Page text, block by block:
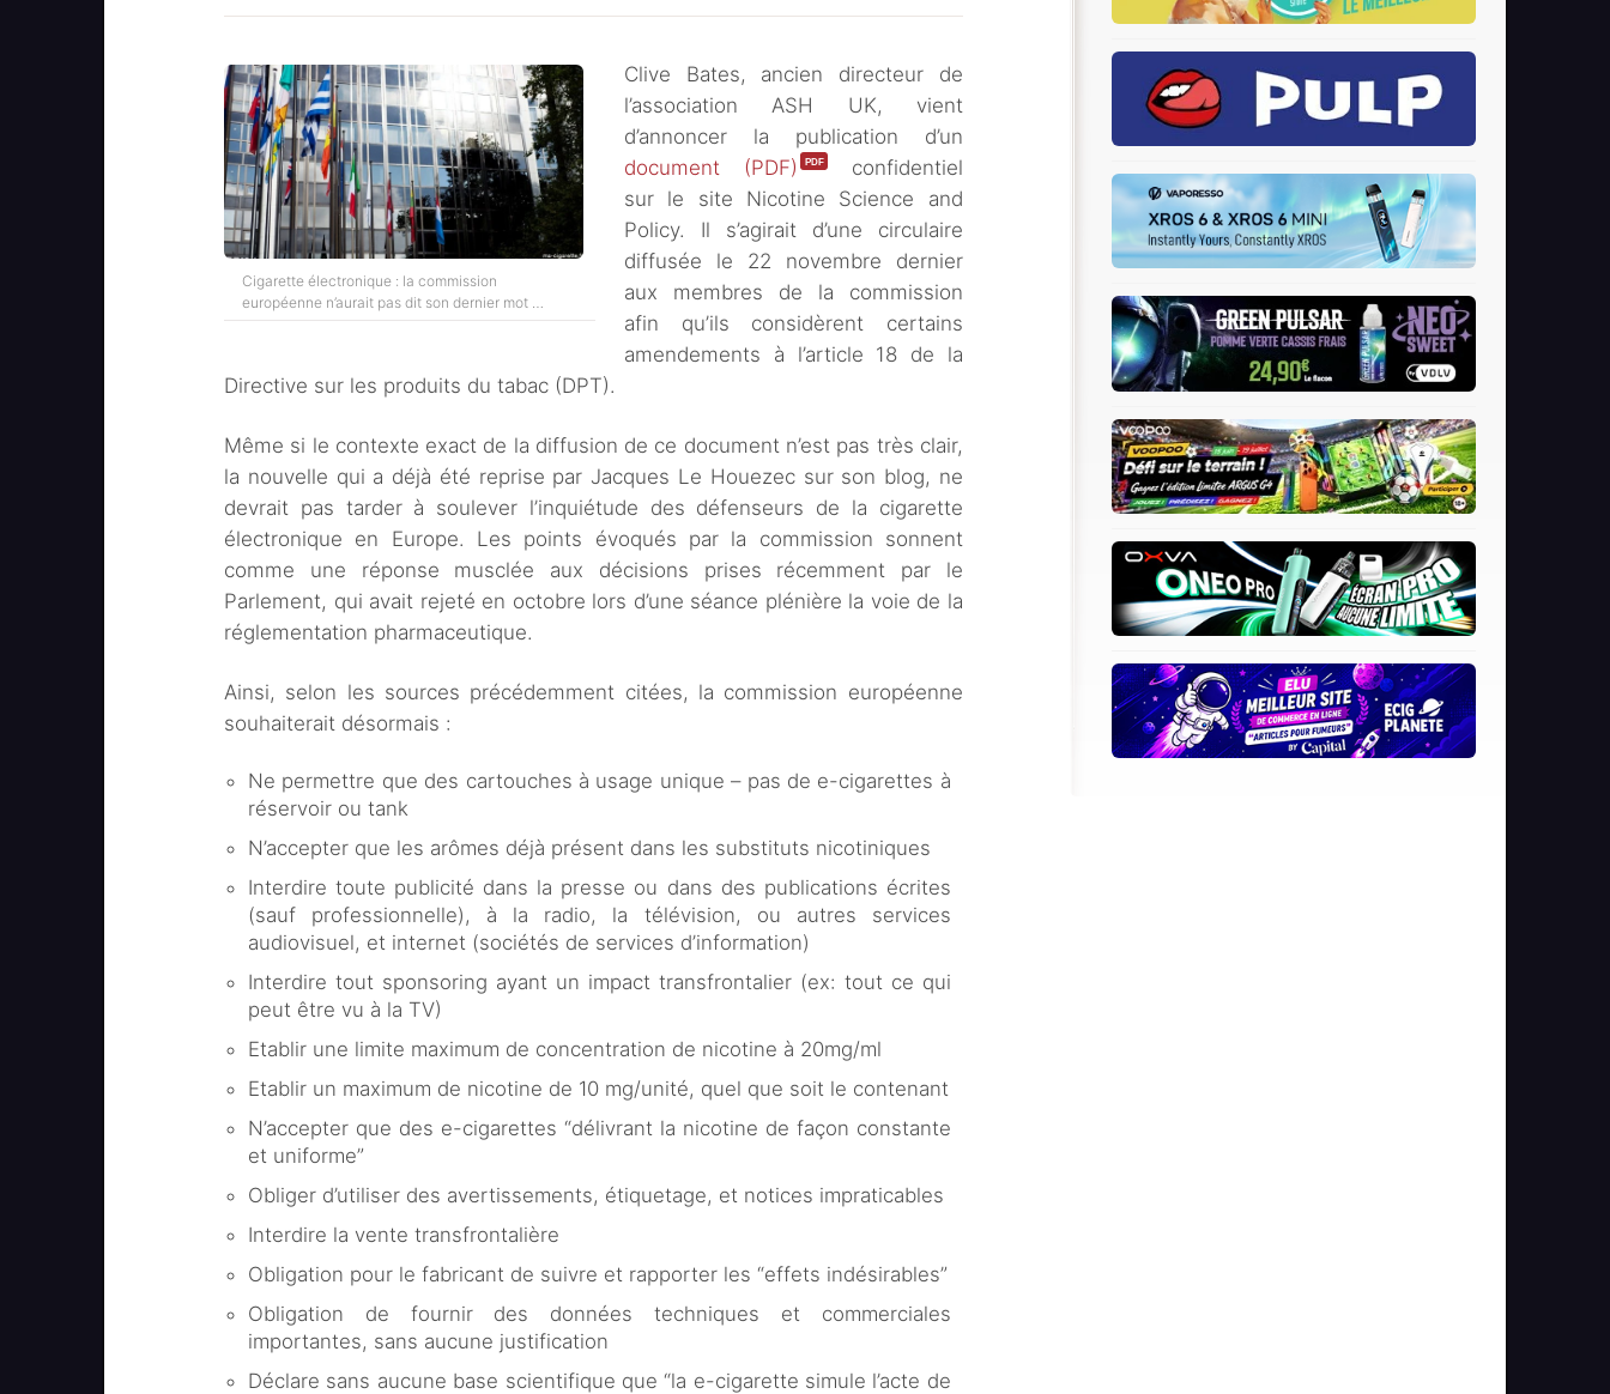
Cigarette électronique : la commission
européenne n’aurait pas dit son dernier mot …
Clive Bates, ancien directeur de
l’association ASH UK, vient
d’annoncer la publication d’un
document (PDF)
confidentiel
sur le site Nicotine Science and
Policy. Il s’agirait d’une circulaire
diffusée le 22 novembre dernier
aux membres de la commission
afin qu’ils considèrent certains
amendements à l’article 18 de la
Directive sur les produits du tabac (DPT).
Même si le contexte exact de la diffusion de ce document n’est pas très clair,
la nouvelle qui a déjà été reprise par Jacques Le Houezec sur son blog, ne
devrait pas tarder à soulever l’inquiétude des défenseurs de la cigarette
électronique en Europe. Les points évoqués par la commission sonnent
comme une réponse musclée aux décisions prises récemment par le
Parlement, qui avait rejeté en octobre lors d’une séance plénière la voie de la
réglementation pharmaceutique.
Ainsi, selon les sources précédemment citées, la commission européenne
souhaiterait désormais :
Ne permettre que des cartouches à usage unique – pas de e-cigarettes à
réservoir ou tank
N’accepter que les arômes déjà présent dans les substituts nicotiniques
Interdire toute publicité dans la presse ou dans des publications écrites
(sauf professionnelle), à la radio, la télévision, ou autres services
audiovisuel, et internet (sociétés de services d’information)
Interdire tout sponsoring ayant un impact transfrontalier (ex: tout ce qui
peut être vu à la TV)
Etablir une limite maximum de concentration de nicotine à 20mg/ml
Etablir un maximum de nicotine de 10 mg/unité, quel que soit le contenant
N’accepter que des e-cigarettes “délivrant la nicotine de façon constante
et uniforme”
Obliger d’utiliser des avertissements, étiquetage, et notices impraticables
Interdire la vente transfrontalière
Obligation pour le fabricant de suivre et rapporter les “effets indésirables”
Obligation de fournir des données techniques et commerciales
importantes, sans aucune justification
Déclare sans aucune base scientifique que “la e-cigarette simule l’acte de